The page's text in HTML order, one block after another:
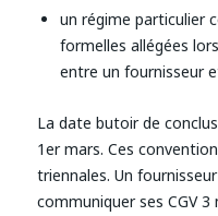
un régime particulier
formelles allégées
entre un fournisseur
La date butoir de
1er mars. Ces
triennales. Un
communiquer ses CGV